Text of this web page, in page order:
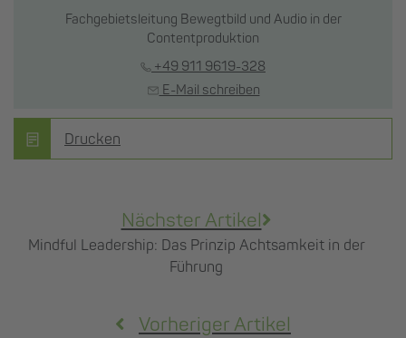
Fachgebietsleitung Bewegtbild und Audio in der
Contentproduktion
+49 911 9619-328
E-Mail schreiben
Drucken
Vorheriger Artikel
Nächster Artikel
Mindful Leadership: Das Prinzip Achtsamkeit in der
Führung